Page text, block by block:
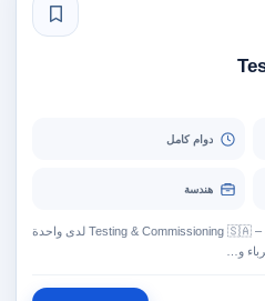
دوام كامل
هندسة
📢 فرصة سفر لمهندسين كهرباء اختبارات – Testing & Commissioning 🇸🇦 لدى واحدة
و…